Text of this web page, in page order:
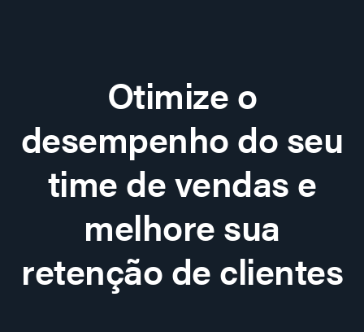
Otimize o
desempenho do seu
time de vendas e
melhore sua
retenção de clientes